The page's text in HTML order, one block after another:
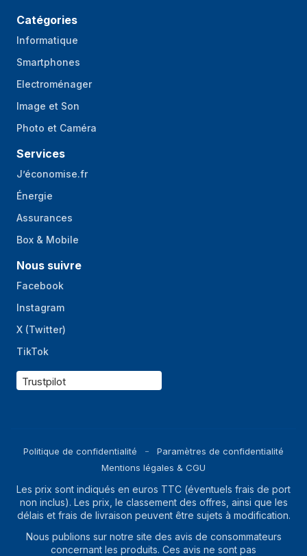
Catégories
Informatique
Smartphones
Electroménager
Image et Son
Photo et Caméra
Services
J’économise.fr
Énergie
Assurances
Box & Mobile
Nous suivre
Facebook
Instagram
X (Twitter)
TikTok
Trustpilot
Politique de confidentialité
Paramètres de confidentialité
Mentions légales & CGU
Les prix sont indiqués en euros TTC (éventuels frais de port
non inclus). Les prix, le classement des offres, ainsi que les
délais et frais de livraison peuvent être sujets à modification.
Nous publions sur notre site des avis de consommateurs
concernant les produits. Ces avis ne sont pas